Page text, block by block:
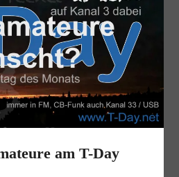
am T-Day